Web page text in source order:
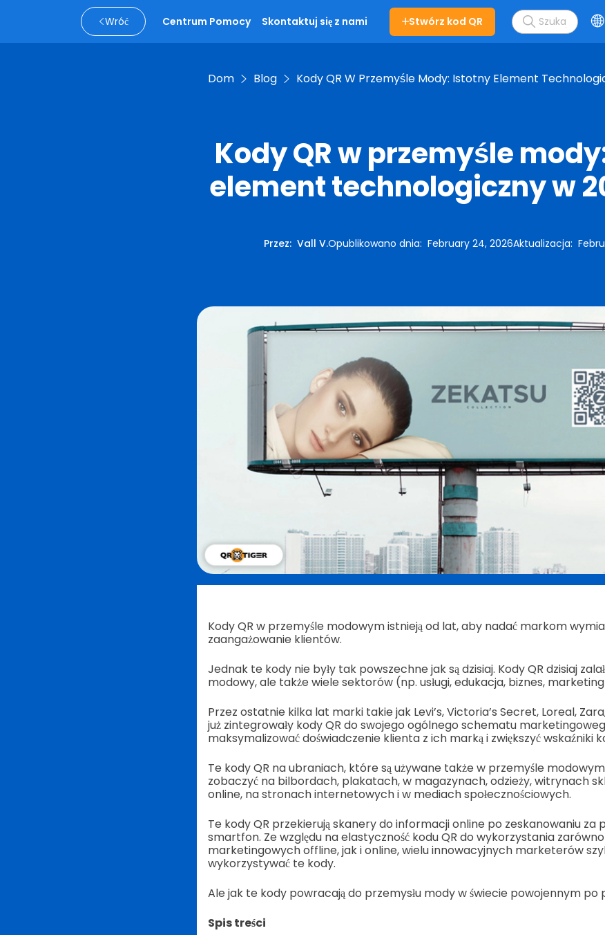
Wróć Centrum Pomocy Skontaktuj się z nami Stwórz kod QR
Dom Blog Kody QR W Przemyśle Mody: Istotny Element
Kody QR w przemyśle
element technologiczny w
Przez:Vall V.Opublikowano dnia:February 24, 2026Aktualizacja:
Kody QR w przemyśle modowym istnieją od lat, aby nadać markom
zaangażowanie klientów.
Jednak te kody nie były tak powszechne jak są dzisiaj. Kody QR dzisiaj
modowy, ale także wiele sektorów (np. usługi, edukacja, biznes,
Przez ostatnie kilka lat marki takie jak Levi’s, Victoria’s Secret, Loreal,
już zintegrowały kody QR do swojego ogólnego schematu
maksymalizować doświadczenie klienta z ich marką i zwiększyć wskaźniki
Te kody QR na ubraniach, które są używane także w przemyśle
zobaczyć na bilbordach, plakatach, w magazynach, odzieży, witrynach
online, na stronach internetowych i w mediach społecznościowych.
Te kody QR przekierują skanery do informacji online po zeskanowaniu za
smartfon. Ze względu na elastyczność kodu QR do wykorzystania
marketingowych offline, jak i online, wielu innowacyjnych marketerów
wykorzystywać te kody.
Ale jak te kody powracają do przemysłu mody w świecie powojennym po
Spis treści